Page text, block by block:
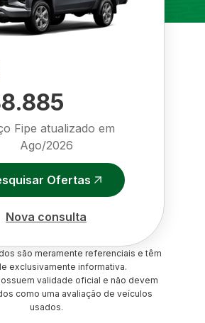
Fipe atualizado em
Ago/2026
Ofertas
Nova consulta
são meramente referenciais e têm
exclusivamente informativa.
validade oficial e não devem
como uma avaliação de veículos
usados.